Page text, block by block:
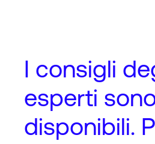
I consigli
esperti
disponibili.